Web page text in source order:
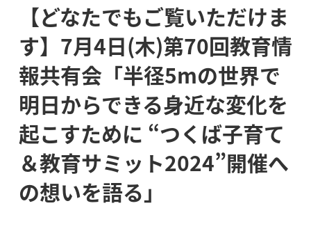
【どなたでもご覧いただけま
す】7月4日(木)第70回教育情
報共有会「半径5mの世界で
明日からできる身近な変化を
起こすために “つくば子育て
＆教育サミット2024”開催へ
の想いを語る」